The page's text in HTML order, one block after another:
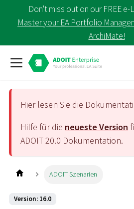
Don't miss out on our FREE e-
Master your EA Portfolio
ArchiMate!
Hier lesen Sie die
Hilfe für die neueste Version
ADOIT20.0 Dokumentation.
ADOIT Szenarien
Version: 16.0